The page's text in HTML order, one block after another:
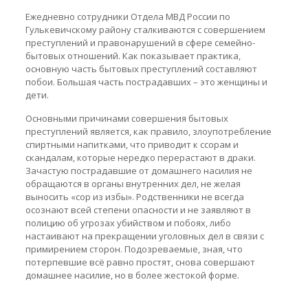
Ежедневно сотрудники Отдела МВД России по
Гулькевичскому району сталкиваются с совершением
преступлений и правонарушений в сфере семейно-
бытовых отношений. Как показывает практика,
основную часть бытовых преступлений составляют
побои. Большая часть пострадавших – это женщины и
дети.
Основными причинами совершения бытовых
преступлений является, как правило, злоупотребление
спиртными напитками, что приводит к ссорам и
скандалам, которые нередко перерастают в драки.
Зачастую пострадавшие от домашнего насилия не
обращаются в органы внутренних дел, не желая
выносить «сор из избы». Родственники не всегда
осознают всей степени опасности и не заявляют в
полицию об угрозах убийством и побоях, либо
настаивают на прекращении уголовных дел в связи с
примирением сторон. Подозреваемые, зная, что
потерпевшие всё равно простят, снова совершают
домашнее насилие, но в более жестокой форме.